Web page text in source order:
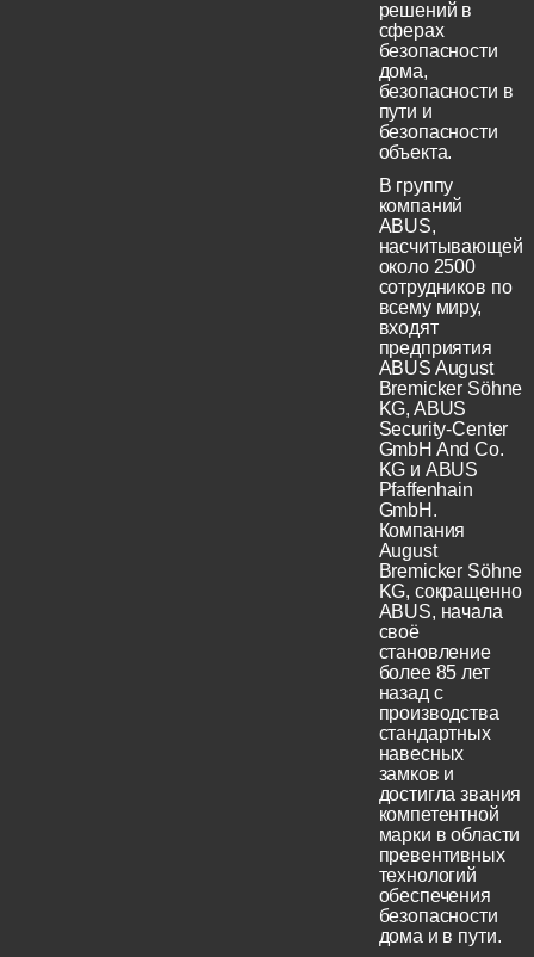
решений в
сферах
безопасности
дома,
безопасности в
пути и
безопасности
объекта.
В группу
компаний
ABUS,
насчитывающей
около 2500
сотрудников по
всему миру,
входят
предприятия
ABUS August
Bremicker Söhne
KG, ABUS
Security-Center
GmbH And Co.
KG и ABUS
Pfaffenhain
GmbH.
Компания
August
Bremicker Söhne
KG, сокращенно
ABUS, начала
своё
становление
более 85 лет
назад с
производства
стандартных
навесных
замков и
достигла звания
компетентной
марки в области
превентивных
технологий
обеспечения
безопасности
дома и в пути.